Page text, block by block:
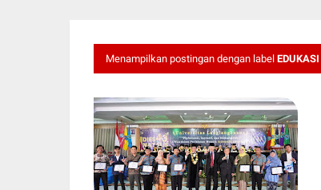
Menampilkan postingan dengan label EDUKASI